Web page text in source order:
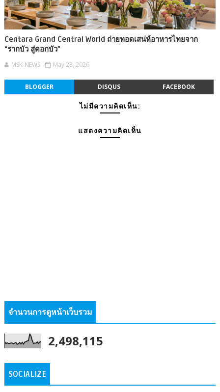
Centara Grand Central World ถ่ายทอดเสน่ห์อาหารไทยจาก
“รากบัว สู่ดอกบัว”
MSK-NEWS May 28, 2026
BLOGGER DISQUS FACEBOOK
ไม่มีความคิดเห็น:
แสดงความคิดเห็น
จำนวนการดูหน้าเว็บรวม
2,498,115
SOCIALIZE